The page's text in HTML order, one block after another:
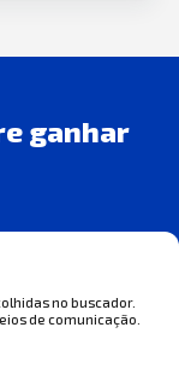
ganhar
no buscador.
de comunicação.